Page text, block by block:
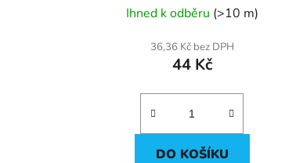
Ihned k odběru (>10 m)
36,36 Kč bez DPH
44 Kč
DO KOŠÍKU